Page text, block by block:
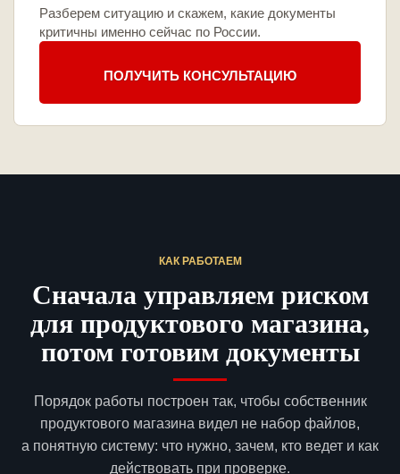
Разберем ситуацию и скажем, какие документы
критичны именно сейчас по России.
ПОЛУЧИТЬ КОНСУЛЬТАЦИЮ
КАК РАБОТАЕМ
Сначала управляем риском
для продуктового магазина,
потом готовим документы
Порядок работы построен так, чтобы собственник
продуктового магазина видел не набор файлов,
а понятную систему: что нужно, зачем, кто ведет и как
действовать при проверке.